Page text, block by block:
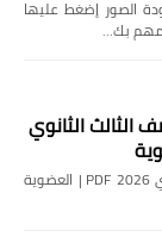
الصور إضغط عليها
بك…
الثالث الثانوي
📘 تحميل كتاب الامتحان في الكيمياء للصف الثالث الثانوي 2026 PDF | العضوية